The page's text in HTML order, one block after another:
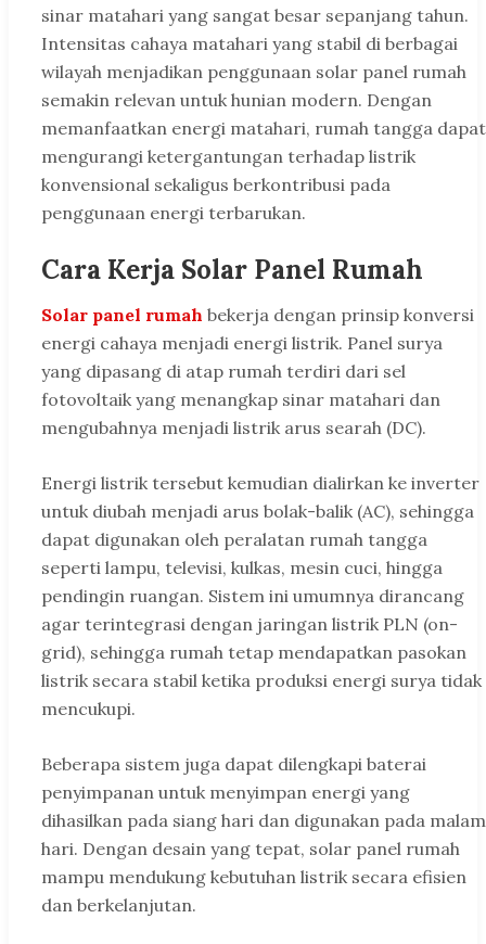
sinar matahari yang sangat besar sepanjang tahun.
Intensitas cahaya matahari yang stabil di berbagai
wilayah menjadikan penggunaan solar panel rumah
semakin relevan untuk hunian modern. Dengan
memanfaatkan energi matahari, rumah tangga dapat
mengurangi ketergantungan terhadap listrik
konvensional sekaligus berkontribusi pada
penggunaan energi terbarukan.
Cara Kerja Solar Panel Rumah
Solar panel rumah bekerja dengan prinsip konversi
energi cahaya menjadi energi listrik. Panel surya
yang dipasang di atap rumah terdiri dari sel
fotovoltaik yang menangkap sinar matahari dan
mengubahnya menjadi listrik arus searah (DC).
Energi listrik tersebut kemudian dialirkan ke inverter
untuk diubah menjadi arus bolak-balik (AC), sehingga
dapat digunakan oleh peralatan rumah tangga
seperti lampu, televisi, kulkas, mesin cuci, hingga
pendingin ruangan. Sistem ini umumnya dirancang
agar terintegrasi dengan jaringan listrik PLN (on-
grid), sehingga rumah tetap mendapatkan pasokan
listrik secara stabil ketika produksi energi surya tidak
mencukupi.
Beberapa sistem juga dapat dilengkapi baterai
penyimpanan untuk menyimpan energi yang
dihasilkan pada siang hari dan digunakan pada malam
hari. Dengan desain yang tepat, solar panel rumah
mampu mendukung kebutuhan listrik secara efisien
dan berkelanjutan.